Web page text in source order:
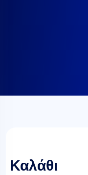
Καλάθι